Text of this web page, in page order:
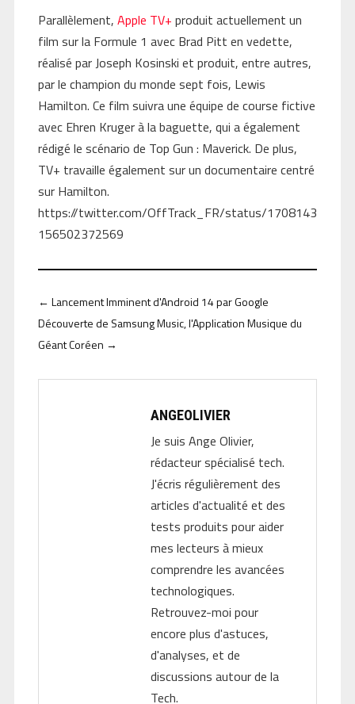
Parallèlement, Apple TV+ produit actuellement un
film sur la Formule 1 avec Brad Pitt en vedette,
réalisé par Joseph Kosinski et produit, entre autres,
par le champion du monde sept fois, Lewis
Hamilton. Ce film suivra une équipe de course fictive
avec Ehren Kruger à la baguette, qui a également
rédigé le scénario de Top Gun : Maverick. De plus,
TV+ travaille également sur un documentaire centré
sur Hamilton.
https://twitter.com/OffTrack_FR/status/1708143
156502372569
← Lancement Imminent d'Android 14 par Google
Découverte de Samsung Music, l'Application Musique du
Géant Coréen →
ANGEOLIVIER
Je suis Ange Olivier,
rédacteur spécialisé tech.
J'écris régulièrement des
articles d'actualité et des
tests produits pour aider
mes lecteurs à mieux
comprendre les avancées
technologiques.
Retrouvez-moi pour
encore plus d'astuces,
d'analyses, et de
discussions autour de la
Tech.